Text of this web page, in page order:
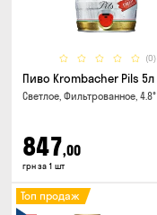
(0)
Пиво Krombacher Pils 5л
Светлое, Фильтрованное, 4.8°
847,00
грн за 1 шт
Топ продаж